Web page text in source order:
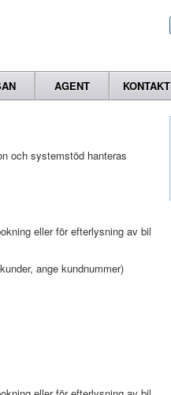
AGENT KONTAKT
och systemstöd hanteras
eller för efterlysning av bil
ange kundnummer)